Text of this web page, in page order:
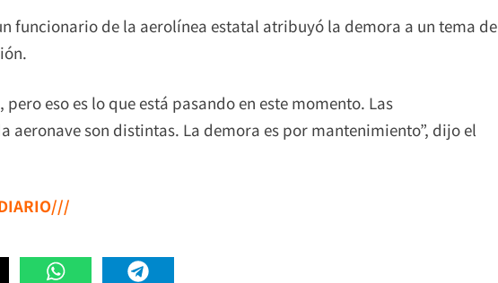
funcionario de la aerolínea estatal atribuyó la demora a un tema de
eso es lo que está pasando en este momento. Las
aeronave son distintas. La demora es por mantenimiento”, dijo el